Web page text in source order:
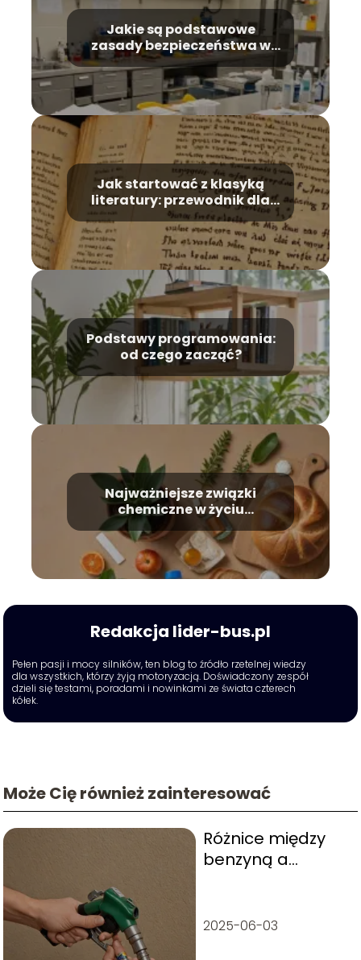
Jakie są podstawowe
zasady bezpieczeństwa w
laboratorium chemicznym?
Jak startować z klasyką
literatury: przewodnik dla
początkujących
Podstawy programowania:
od czego zacząć?
Najważniejsze związki
chemiczne w życiu
codziennym
Redakcja lider-bus.pl
Pełen pasji i mocy silników, ten blog to źródło rzetelnej wiedzy
dla wszystkich, którzy żyją motoryzacją. Doświadczony zespół
dzieli się testami, poradami i nowinkami ze świata czterech
kółek.
Może Cię również zainteresować
Różnice między
benzyną a
dla ciebie?
2025-06-03